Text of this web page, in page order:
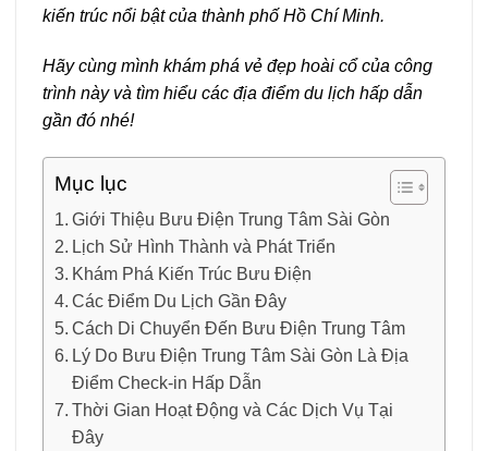
kiến trúc nổi bật của thành phố Hồ Chí Minh.
Hãy cùng mình khám phá vẻ đẹp hoài cổ của công
trình này và tìm hiểu các địa điểm du lịch hấp dẫn
gần đó nhé!
Mục lục
Giới Thiệu Bưu Điện Trung Tâm Sài Gòn
Lịch Sử Hình Thành và Phát Triển
Khám Phá Kiến Trúc Bưu Điện
Các Điểm Du Lịch Gần Đây
Cách Di Chuyển Đến Bưu Điện Trung Tâm
Lý Do Bưu Điện Trung Tâm Sài Gòn Là Địa
Điểm Check-in Hấp Dẫn
Thời Gian Hoạt Động và Các Dịch Vụ Tại
Đây